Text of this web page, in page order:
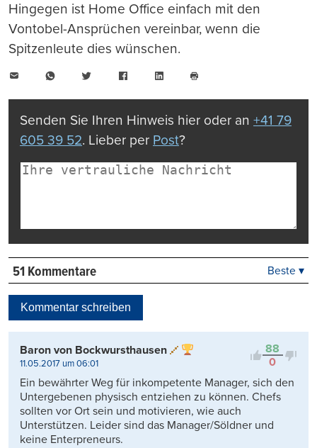
Hingegen ist Home Office einfach mit den
Vontobel-Ansprüchen vereinbar, wenn die
Spitzenleute dies wünschen.
WhatsAppTwitter FacebookLinkedIn
drucken
Senden Sie Ihren Hinweis hier oder an +41 79
605 39 52. Lieber per Post?
51 Kommentare
Kontrovers
Beste ▾
Kommentar schreiben
88
0
Baron von Bockwursthausen
11.05.2017 um 06:01
Ein bewährter Weg für inkompetente Manager, sich den
Untergebenen physisch entziehen zu können. Chefs
sollten vor Ort sein und motivieren, wie auch
Unterstützen. Leider sind das Manager/Söldner und
keine Enterpreneurs.